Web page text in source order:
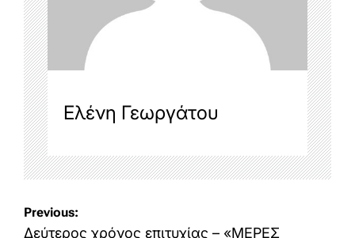
Ελένη Γεωργάτου
Post
Previous:
Δεύτερος χρόνος επιτυχίας – «ΜΕΡΕΣ